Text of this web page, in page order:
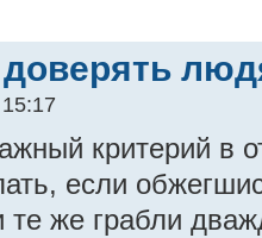
доверять
критерий в
если
те же грабли